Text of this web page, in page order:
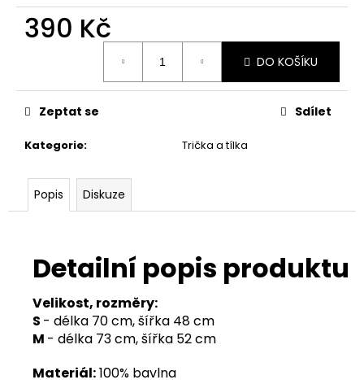
390 Kč
DO KOŠÍKU
Kategorie: Trička a tílka
Zeptat se Sdílet
Popis Diskuze
Detailní popis produktu
Velikost, rozměry:
S - délka 70 cm, šířka 48 cm
M - délka 73 cm, šířka 52 cm
Materiál:100% bavlna